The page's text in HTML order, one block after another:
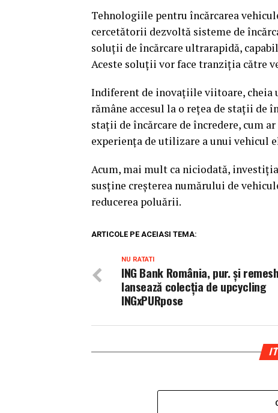
Tehnologiile pentru încărcarea
cercetătorii dezvoltă sisteme de
soluții de încărcare ultrarapidă,
Aceste soluții vor face tranziția către
Indiferent de inovațiile viitoare, cheia
rămâne accesul la o rețea de stații de
stații de încărcare de încredere, cum
experiența de utilizare a unui vehicul
Acum, mai mult ca niciodată,
susține creșterea numărului de
reducerea poluării.
ARTICOLE PE ACEIASI TEMA:
NU RATATI
ING Bank România, pur. și remesh
lansează colecția de upcycling
INGxPURpose